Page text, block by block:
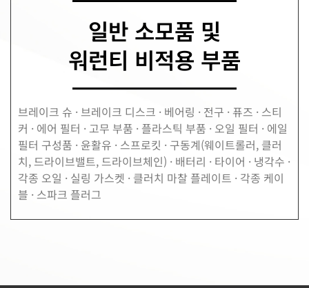
일반 소모품 및
워런티 비적용 부품
브레이크 슈 · 브레이크 디스크 · 베어링 · 전구 · 퓨즈 · 스티
커 · 에어 필터 · 고무 부품 · 플라스틱 부품 · 오일 필터 · 에일
필터 구성품 · 윤활유 · 스프로킷 · 구동계(웨이트롤러, 클러
치, 드라이브밸트, 드라이브체인) · 배터리 · 타이어 · 냉각수 ·
각종 오일 · 실링 가스켓 · 클러치 마찰 플레이트 · 각종 케이
블 · 스파크 플러그